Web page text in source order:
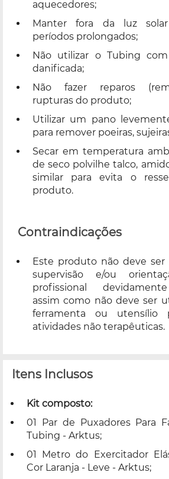
aquecedores;
Manter fora da luz
períodos prolongados;
Não utilizar o Tubing
danificada;
Não fazer reparos
rupturas do produto;
Utilizar um pano
para remover poeiras,
Secar em temperatura
de seco polvilhe talco,
similar para evita o
produto.
Contraindicações
Este produto não deve ser
supervisão e/ou
profissional
assim como não deve ser
ferramenta ou utensílio
atividades não terapêuticas.
Itens Inclusos
Kit composto:
01 Par de Puxadores Para
Tubing - Arktus;
01 Metro do Exercitador
Cor Laranja - Leve - Arktus;